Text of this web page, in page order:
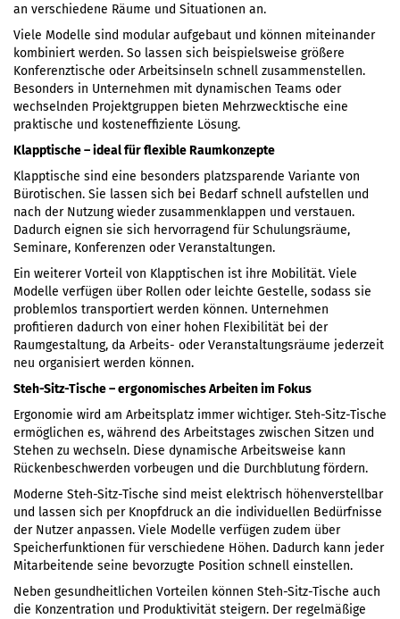
an verschiedene Räume und Situationen an.
Viele Modelle sind modular aufgebaut und können miteinander
kombiniert werden. So lassen sich beispielsweise größere
Konferenztische oder Arbeitsinseln schnell zusammenstellen.
Besonders in Unternehmen mit dynamischen Teams oder
wechselnden Projektgruppen bieten Mehrzwecktische eine
praktische und kosteneffiziente Lösung.
Klapptische – ideal für flexible Raumkonzepte
Klapptische sind eine besonders platzsparende Variante von
Bürotischen. Sie lassen sich bei Bedarf schnell aufstellen und
nach der Nutzung wieder zusammenklappen und verstauen.
Dadurch eignen sie sich hervorragend für Schulungsräume,
Seminare, Konferenzen oder Veranstaltungen.
Ein weiterer Vorteil von Klapptischen ist ihre Mobilität. Viele
Modelle verfügen über Rollen oder leichte Gestelle, sodass sie
problemlos transportiert werden können. Unternehmen
profitieren dadurch von einer hohen Flexibilität bei der
Raumgestaltung, da Arbeits- oder Veranstaltungsräume jederzeit
neu organisiert werden können.
Steh-Sitz-Tische – ergonomisches Arbeiten im Fokus
Ergonomie wird am Arbeitsplatz immer wichtiger. Steh-Sitz-Tische
ermöglichen es, während des Arbeitstages zwischen Sitzen und
Stehen zu wechseln. Diese dynamische Arbeitsweise kann
Rückenbeschwerden vorbeugen und die Durchblutung fördern.
Moderne Steh-Sitz-Tische sind meist elektrisch höhenverstellbar
und lassen sich per Knopfdruck an die individuellen Bedürfnisse
der Nutzer anpassen. Viele Modelle verfügen zudem über
Speicherfunktionen für verschiedene Höhen. Dadurch kann jeder
Mitarbeitende seine bevorzugte Position schnell einstellen.
Neben gesundheitlichen Vorteilen können Steh-Sitz-Tische auch
die Konzentration und Produktivität steigern. Der regelmäßige